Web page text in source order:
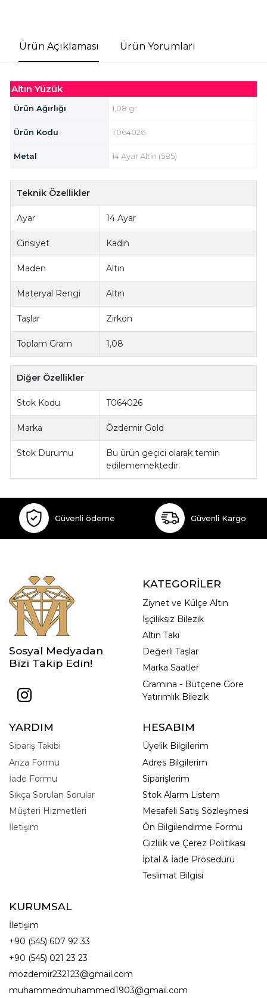
Ürün Açıklaması Ürün Yorumları
Altın Yüzük
Ürün Ağırlığı 1,08 gr
Ürün Kodu T064026
Metal 14 Ayar Altın (585)
Teknik Özellikler
Ayar 14 Ayar
Cinsiyet Kadın
Maden Altın
Materyal Rengi Altın
Taşlar Zirkon
Toplam Gram 1,08
Diğer Özellikler
Stok Kodu T064026
Marka Özdemir Gold
Stok Durumu
Bu ürün geçici olarak temin
edilememektedir.
Güvenli ödeme Güvenli Kargo
Sosyal Medyadan
Bizi Takip Edin!
KATEGORİLER
Ziynet ve Külçe Altın
İşçiliksiz Bilezik
Altın Takı
Değerli Taşlar
Marka Saatler
Gramına - Bütçene Göre
Yatırımlık Bilezik
YARDIM
Sipariş Takibi
Arıza Formu
İade Formu
Sıkça Sorulan Sorular
Müşteri Hizmetleri
İletişim
HESABIM
Üyelik Bilgilerim
Adres Bilgilerim
Siparişlerim
Stok Alarm Listem
Mesafeli Satış Sözleşmesi
Ön Bilgilendirme Formu
Gizlilik ve Çerez Politikası
İptal & İade Prosedürü
Teslimat Bilgisi
KURUMSAL
İletişim
+90 (545) 607 92 33
+90 (545) 021 23 23
mozdemir232123@gmail.com
muhammedmuhammed1903@gmail.com